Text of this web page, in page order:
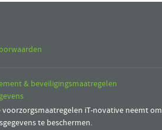
& beveiligingsmaatregelen
voorzorgsmaatregelen iT-novative neemt om
te beschermen.